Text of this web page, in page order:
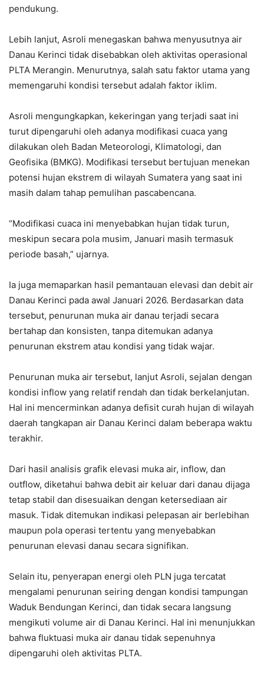
pendukung.
Lebih lanjut, Asroli menegaskan bahwa menyusutnya air
Danau Kerinci tidak disebabkan oleh aktivitas operasional
PLTA Merangin. Menurutnya, salah satu faktor utama yang
memengaruhi kondisi tersebut adalah faktor iklim.
Asroli mengungkapkan, kekeringan yang terjadi saat ini
turut dipengaruhi oleh adanya modifikasi cuaca yang
dilakukan oleh Badan Meteorologi, Klimatologi, dan
Geofisika (BMKG). Modifikasi tersebut bertujuan menekan
potensi hujan ekstrem di wilayah Sumatera yang saat ini
masih dalam tahap pemulihan pascabencana.
“Modifikasi cuaca ini menyebabkan hujan tidak turun,
meskipun secara pola musim, Januari masih termasuk
periode basah,” ujarnya.
Ia juga memaparkan hasil pemantauan elevasi dan debit air
Danau Kerinci pada awal Januari 2026. Berdasarkan data
tersebut, penurunan muka air danau terjadi secara
bertahap dan konsisten, tanpa ditemukan adanya
penurunan ekstrem atau kondisi yang tidak wajar.
Penurunan muka air tersebut, lanjut Asroli, sejalan dengan
kondisi inflow yang relatif rendah dan tidak berkelanjutan.
Hal ini mencerminkan adanya defisit curah hujan di wilayah
daerah tangkapan air Danau Kerinci dalam beberapa waktu
terakhir.
Dari hasil analisis grafik elevasi muka air, inflow, dan
outflow, diketahui bahwa debit air keluar dari danau dijaga
tetap stabil dan disesuaikan dengan ketersediaan air
masuk. Tidak ditemukan indikasi pelepasan air berlebihan
maupun pola operasi tertentu yang menyebabkan
penurunan elevasi danau secara signifikan.
Selain itu, penyerapan energi oleh PLN juga tercatat
mengalami penurunan seiring dengan kondisi tampungan
Waduk Bendungan Kerinci, dan tidak secara langsung
mengikuti volume air di Danau Kerinci. Hal ini menunjukkan
bahwa fluktuasi muka air danau tidak sepenuhnya
dipengaruhi oleh aktivitas PLTA.